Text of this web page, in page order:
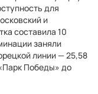
для
и
составила 10
заняли
линии — 25,58
Победы» до